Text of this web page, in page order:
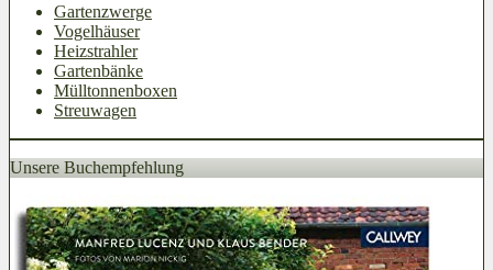
Gartenzwerge
Vogelhäuser
Heizstrahler
Gartenbänke
Mülltonnenboxen
Streuwagen
Unsere Buchempfehlung